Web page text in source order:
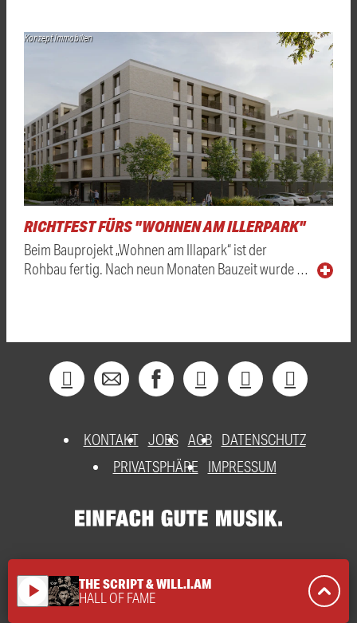
Konzept Immobilien
RICHTFEST FÜRS "WOHNEN AM ILLERPARK"
Beim Bauprojekt „Wohnen am Illapark“ ist der
Rohbau fertig. Nach neun Monaten Bauzeit wurde …
KONTAKT JOBS AGB DATENSCHUTZ
PRIVATSPHÄRE
IMPRESSUM
play_arrow THE SCRIPT & WILL.I.AM
HALL OF FAME